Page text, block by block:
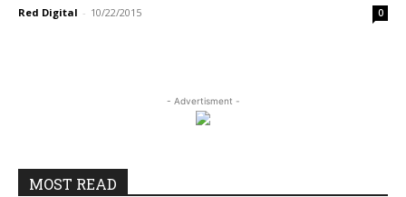
Red Digital - 10/22/2015 0
- Advertisment -
MOST READ